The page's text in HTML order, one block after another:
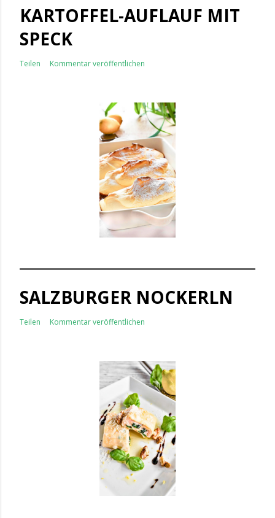
KARTOFFEL-AUFLAUF MIT
SPECK
Teilen Kommentar veröffentlichen
SALZBURGER NOCKERLN
Teilen Kommentar veröffentlichen